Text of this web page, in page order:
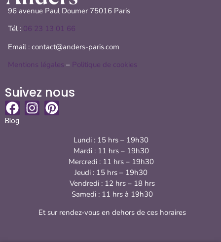
Lundi : 15 hrs – 19h30
Mardi : 11 hrs – 19h30
Mercredi : 11 hrs – 19h30
Jeudi : 15 hrs – 19h30
Vendredi : 12 hrs – 18 hrs
Samedi : 11 hrs à 19h30
Et sur rendez-vous en dehors de ces horaires
Suivez nous
Blog
96 avenue Paul Doumer 75016 Paris
Tél : 06 23 13 01 66
Email : contact@anders-paris.com
Mentions légales – Politique de cookies